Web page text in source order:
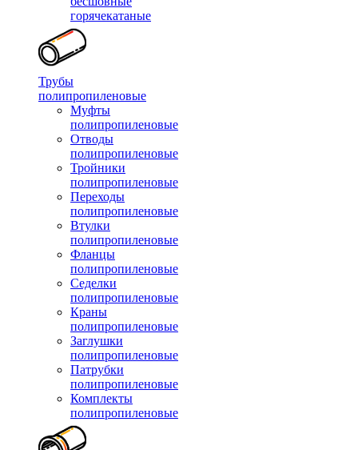
горячекатаные
Трубы
полипропиленовые
Муфты
полипропиленовые
Отводы
полипропиленовые
Тройники
полипропиленовые
Переходы
полипропиленовые
Втулки
полипропиленовые
Фланцы
полипропиленовые
Седелки
полипропиленовые
Краны
полипропиленовые
Заглушки
полипропиленовые
Патрубки
полипропиленовые
Комплекты
полипропиленовые